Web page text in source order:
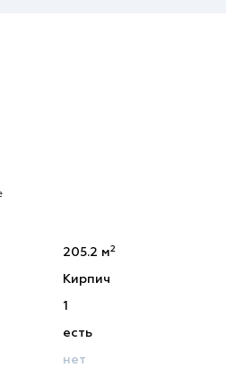
205.2 м2
Кирпич
1
есть
нет